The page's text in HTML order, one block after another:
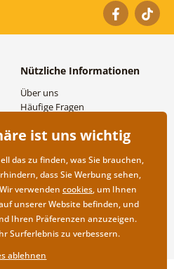
Nützliche Informationen
Über uns
Häufige Fragen
Großhandel und
ist uns wichtig
das zu finden, was Sie brauchen,
dass Sie Werbung sehen,
verwenden cookies, um Ihnen
unserer Website befinden, und
Ihren Präferenzen anzuzeigen.
Surferlebnis zu verbessern.
ablehnen